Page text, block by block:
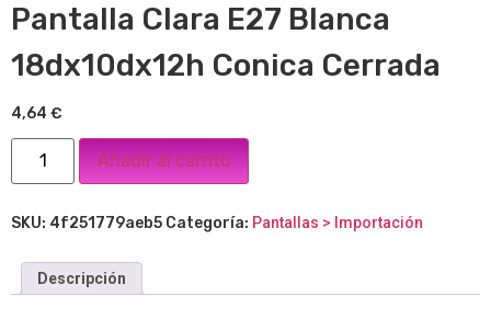
Pantalla Clara E27 Blanca
18dx10dx12h Conica Cerrada
4,64 €
Añadir al carrito
SKU: 4f251779aeb5 Categoría: Pantallas > Importación
Descripción